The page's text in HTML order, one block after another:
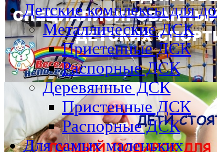
Детские комплексы для
Металлические ДСК
Пристенные ДСК
Распорные ДСК
Деревянные ДСК
Пристенные ДСК
Распорные ДСК
Для самых маленьких